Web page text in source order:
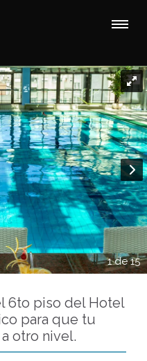
1 de 15
6to piso del Hotel
para que tu
otro nivel.